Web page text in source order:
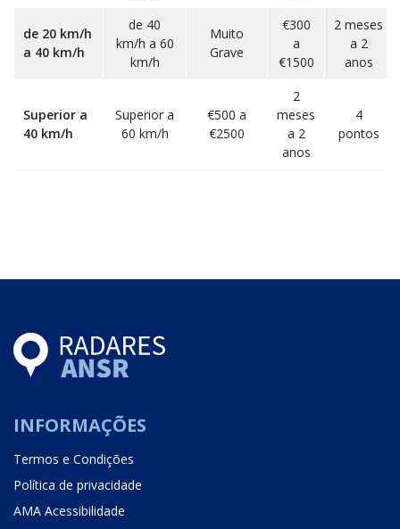
de 20 km/h
a 40 km/h
de 40
km/h a 60
km/h
Muito
Grave
€300
a
€1500
2 meses
a 2
anos
Superior a
40 km/h
Superior a
60 km/h
€500 a
€2500
2
meses
a 2
anos
4
pontos
INFORMAÇÕES
Termos e Condições
Política de privacidade
AMA Acessibilidade